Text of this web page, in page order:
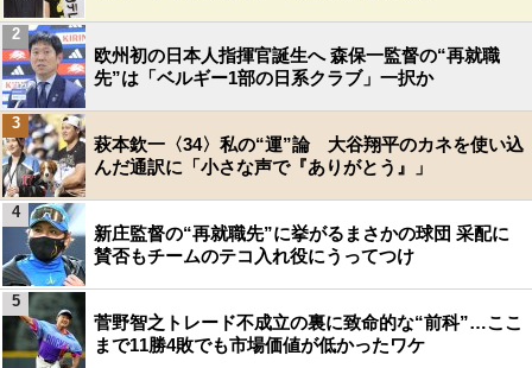
欧州初の日本人指揮官誕生へ 森保一監督の“再就職
先”は「ベルギー1部の日系クラブ」一択か
2
萩本欽一〈34〉私の“運”論 大谷翔平のカネを使い込
んだ通訳に「小さな声で『ありがとう』」
3
新庄監督の“再就職先”に挙がるまさかの球団 采配に
賛否もチームのテコ入れ役にうってつけ
4
菅野智之トレード不成立の裏に致命的な“前科”…ここ
まで11勝4敗でも市場価値が低かったワケ
5